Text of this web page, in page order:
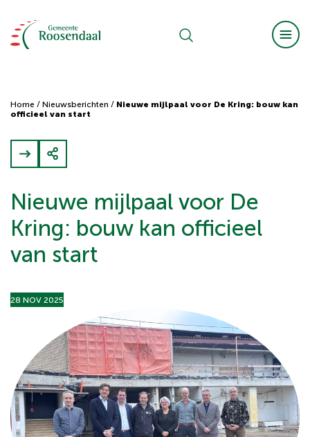
Home / Nieuwsberichten / Nieuwe mijlpaal voor De Kring: bouw kan
officieel van start
Nieuwe mijlpaal voor De
Kring: bouw kan officieel
van start
28 NOV 2025